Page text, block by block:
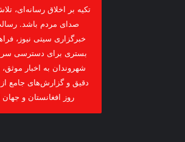
تکیه بر اخلاق رسانه‌ای،
صدای مردم باشد.
خبرگزاری سیتی نیوز،
بستری برای دسترسی
شهروندان به اخبار موثق،
دقیق و گزارش‌های جامع از
روز افغانستان و